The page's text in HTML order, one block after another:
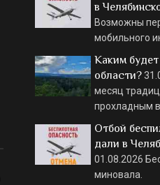
в
Возможны
мобильного
Каким будет
области?
месяц
прохладным
Отбой
дали в
01.08.2026
миновала.